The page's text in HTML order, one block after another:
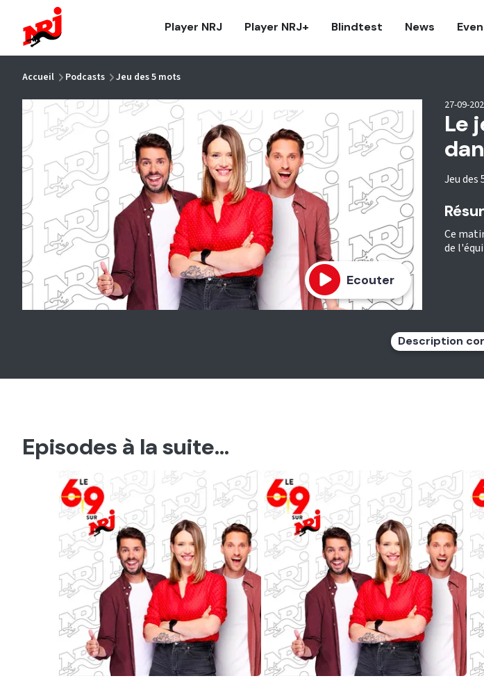
Player NRJ Player NRJ+ Blindtest News
Accueil Podcasts Jeu des 5 mots
Ecouter
Le
Jeu des
27-09-
Ce
de
Description
Episodes à la suite...